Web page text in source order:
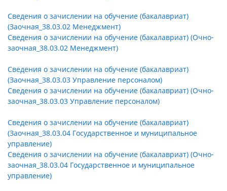
Сведения о зачислении на обучение (бакалавриат)
(Заочная_38.03.02 Менеджмент)
Сведения о зачислении на обучение (бакалавриат) (Очно-
заочная_38.03.02 Менеджмент)
Сведения о зачислении на обучение (бакалавриат)
(Заочная_38.03.03 Управление персоналом)
Сведения о зачислении на обучение (бакалавриат) (Очно-
заочная_38.03.03 Управление персоналом)
Сведения о зачислении на обучение (бакалавриат)
(Заочная_38.03.04 Государственное и муниципальное
управление)
Сведения о зачислении на обучение (бакалавриат) (Очно-
заочная_38.03.04 Государственное и муниципальное
управление)